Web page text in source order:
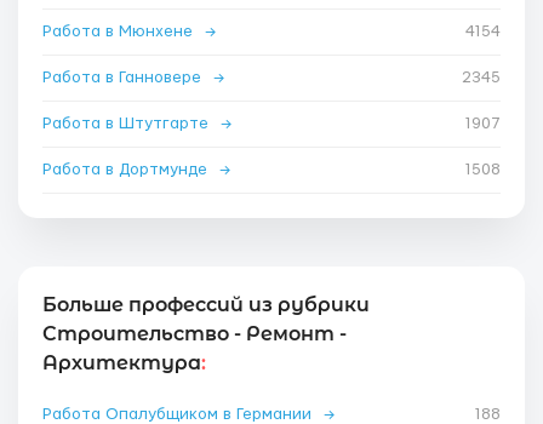
Работа в Мюнхене → 4154
Работа в Ганновере → 2345
Работа в Штутгарте → 1907
Работа в Дортмунде → 1508
Больше профессий из рубрики
Строительство - Ремонт -
Архитектура:
Работа Опалубщиком в Германии → 188